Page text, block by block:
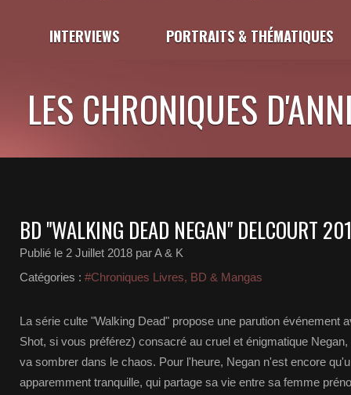
INTERVIEWS PORTRAITS & THÉMATIQUES
LES CHRONIQUES
BD "WALKING DEAD NEGAN" DELCOURT
Publié le 2 Juillet 2018 par A & K
Catégories : #Chroniques Livres, BD & Mangas
La série culte "Walking Dead" propose une parution événement
Shot, si vous préférez) consacré au cruel et énigmatique
va sombrer dans le chaos. Pour l'heure, Negan n'est encore
apparemment tranquille, qui partage sa vie entre sa femme